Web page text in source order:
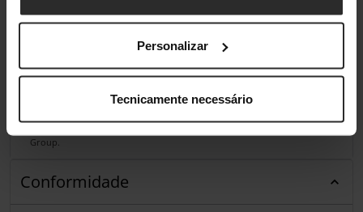
Personalizar
Tecnicamente necessário
Group.
Conformidade